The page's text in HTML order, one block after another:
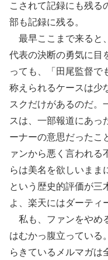
こされて記録にも残る
部も記録に残る。
最早ここまで来ると
代表の決断の勇気に目
っても、「田尾監督で
称えられるケースは少
スクだけがあるのだ。
スは、一部報道にあっ
ーナーの意思だったこ
ァンから悪く言われる
らは美名を欲しいまま
という歴史的評価が三
よ、楽天にはダーティ
私も、ファンをやめ
はむかっ腹立っている
らきているメルマガは